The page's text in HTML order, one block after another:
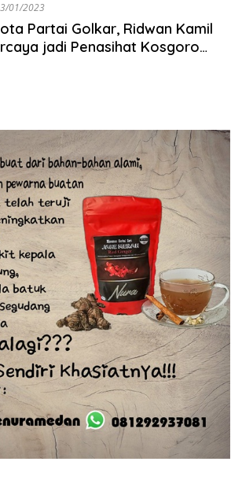
01/2023
Partai Golkar, Ridwan Kamil
jadi Penasihat Kosgoro